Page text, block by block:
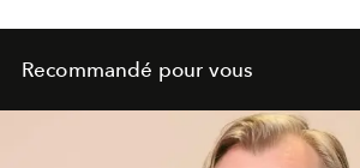
Recommandé pour vous